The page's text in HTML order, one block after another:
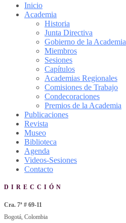
Inicio
Academia
Historia
Junta Directiva
Gobierno de la Academia
Miembros
Sesiones
Capítulos
Academias Regionales
Comisiones de Trabajo
Condecoraciones
Premios de la Academia
Publicaciones
Revista
Museo
Biblioteca
Agenda
Videos-Sesiones
Contacto
DIRECCIÓN
Cra. 7ª # 69-11
Bogotá, Colombia